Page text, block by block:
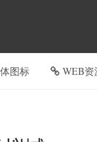
图标 WEB资